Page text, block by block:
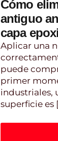
Cómo
antiguo
capa epoxi
Aplicar una
puede
primer
industriales,
superficie es